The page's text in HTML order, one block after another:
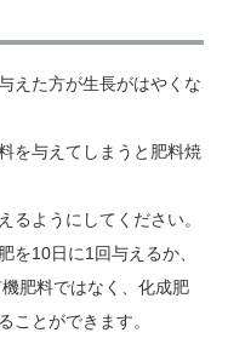
えた方が生長がはやくな
を与えてしまうと肥料焼
るようにしてください。
を10日に1回与えるか、
肥料ではなく、化成肥
ことができます。